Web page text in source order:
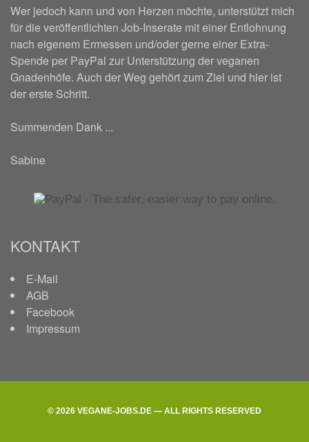
Wer jedoch kann und von Herzen möchte, unterstützt mich
für die veröffentlichten Job-Inserate mit einer Entlohnung
nach eigenem Ermessen und/oder gerne einer Extra-
Spende per PayPal zur Unterstützung der veganen
Gnadenhöfe. Auch der Weg gehört zum Ziel und hier ist
der erste Schritt.
Summenden Dank ...
Sabine
KONTAKT
E-Mail
AGB
Facebook
Impressum
© 2026 VEGANE-JOBS.DE — ALL RIGHTS RESERVED